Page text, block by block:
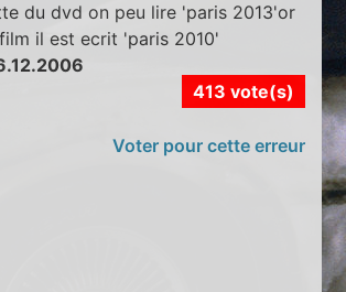
du dvd on peu lire 'paris 2013'or
il est ecrit 'paris 2010'
413 vote(s)
Voter pour cette erreur